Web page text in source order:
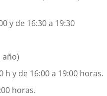
y de 16:30 a 19:30
año)
h y de 16:00 a 19:00 horas.
horas.